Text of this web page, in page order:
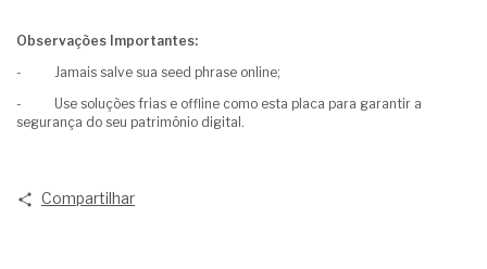
Observações Importantes:
- Jamais salve sua seed phrase online;
- Use soluções frias e offline como esta placa para garantir a
segurança do seu patrimônio digital.
Compartilhar